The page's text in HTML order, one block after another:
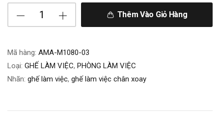
Thêm Vào Giỏ Hàng
Mã hàng: AMA-M1080-03
Loại: GHẾ LÀM VIỆC, PHÒNG LÀM VIỆC
Nhãn: ghế làm việc, ghế làm việc chân xoay